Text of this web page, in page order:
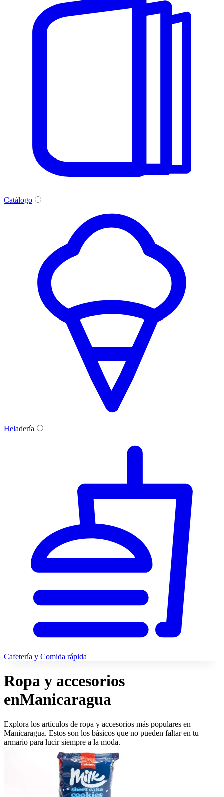
Catálogo
Heladería
Cafetería y Comida rápida
Ropa y accesorios
enManicaragua
Explora los artículos de ropa y accesorios más populares en
Manicaragua. Estos son los básicos que no pueden faltar en tu
armario para lucir siempre a la moda.